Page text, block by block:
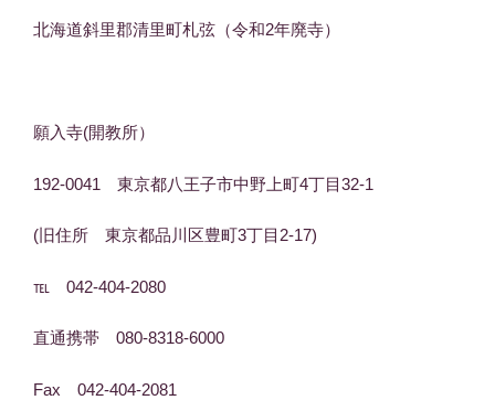
北海道斜里郡清里町札弦（令和2年廃寺）
願入寺(開教所）
192-0041 東京都八王子市中野上町4丁目32-1
(旧住所 東京都品川区豊町3丁目2-17)
℡ 042-404-2080
直通携帯 080-8318-6000
Fax 042-404-2081